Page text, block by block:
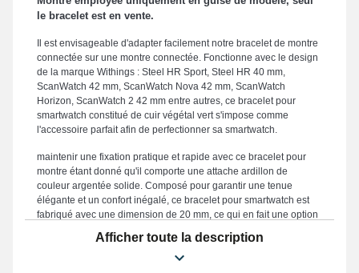
le bracelet est en vente.
Il est envisageable d'adapter facilement notre bracelet de montre
connectée sur une montre connectée. Fonctionne avec le design
de la marque Withings : Steel HR Sport, Steel HR 40 mm,
ScanWatch 42 mm, ScanWatch Nova 42 mm, ScanWatch
Horizon, ScanWatch 2 42 mm entre autres, ce bracelet pour
smartwatch constitué de cuir végétal vert s'impose comme
l'accessoire parfait afin de perfectionner sa smartwatch.
maintenir une fixation pratique et rapide avec ce bracelet pour
montre étant donné qu'il comporte une attache ardillon de
couleur argentée solide. Composé pour garantir une tenue
élégante et un confort inégalé, ce bracelet pour smartwatch est
fabriqué avec une dimension de 20 mm, ce qui en fait une option
Reconnu grâce à sa solidité, ce bracelet de smartwatch fait office
d'un choix optimal afin de rénover un bracelet cassé ou abîmé,
Afficher toute la description